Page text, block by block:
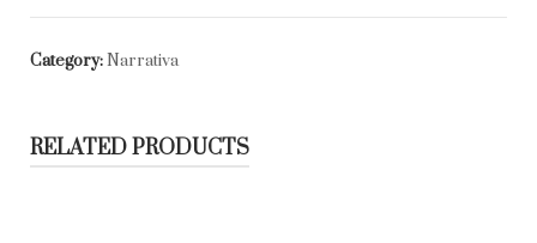
Category:Narrativa
RELATED PRODUCTS